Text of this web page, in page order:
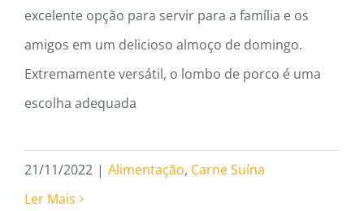
excelente opção para servir para a família e os
amigos em um delicioso almoço de domingo.
Extremamente versátil, o lombo de porco é uma
escolha adequada
21/11/2022 | Alimentação, Carne Suína
Ler Mais